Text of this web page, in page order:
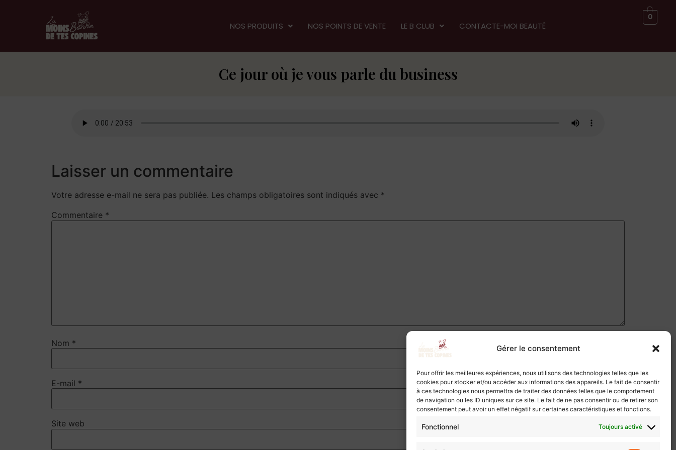
Gérer le consentement
Pour offrir les meilleures expériences, nous utilisons des technologies telles que les
cookies pour stocker et/ou accéder aux informations des appareils. Le fait de consentir
à ces technologies nous permettra de traiter des données telles que le comportement
de navigation ou les ID uniques sur ce site. Le fait de ne pas consentir ou de retirer son
consentement peut avoir un effet négatif sur certaines caractéristiques et fonctions.
Fonctionnel Toujours activé
NOS PRODUITS NOS POINTS DE VENTE LE B CLUB CONTACTE-MOI BEAUTÉ
0
Ce jour où je vous parle du business
Laisser un commentaire
Votre adresse e-mail ne sera pas publiée. Les champs obligatoires sont indiqués avec *
Commentaire *
Nom *
E-mail *
Site web